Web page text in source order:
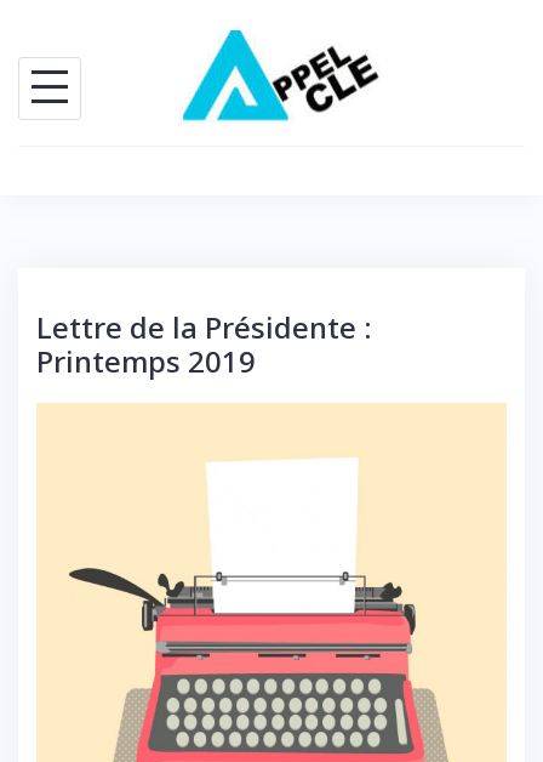
to
content
Lettre de la Présidente :
Printemps 2019